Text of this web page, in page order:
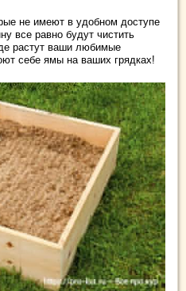
не имеют в удобном доступе
все равно будут чистить
растут ваши любимые
себе ямы на ваших грядках!